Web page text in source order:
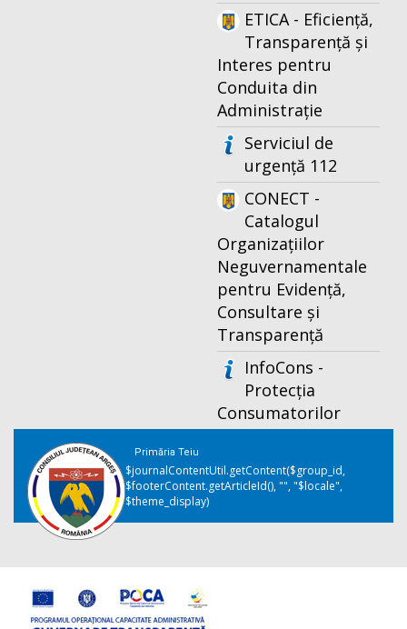
ETICA - Eficiență,
Transparență și
Interes pentru
Conduita din
Administrație
Serviciul de
urgență 112
CONECT -
Catalogul
Organizațiilor
Neguvernamentale
pentru Evidență,
Consultare și
Transparență
InfoCons -
Protecția
Consumatorilor
Primăria Teiu
$journalContentUtil.getContent($group_id,
$footerContent.getArticleId(), "", "$locale",
$theme_display)